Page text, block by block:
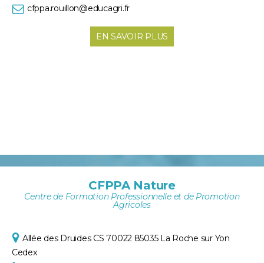
cfppa.rouillon@educagri.fr
EN SAVOIR PLUS
CFPPA Nature
Centre de Formation Professionnelle et de Promotion
Agricoles
Allée des Druides CS 70022 85035 La Roche sur Yon
Cedex